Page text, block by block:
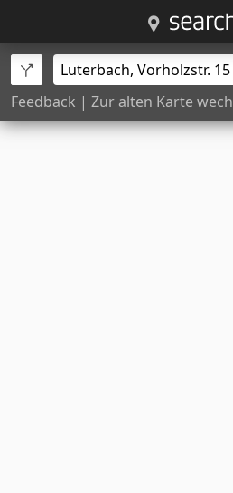
Feedback | Zur alten Karte